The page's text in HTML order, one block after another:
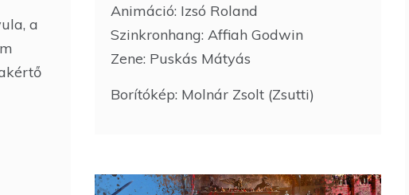
Animáció: Izsó Roland
Szinkronhang: Affiah Godwin
Zene: Puskás Mátyás
Borítókép: Molnár Zsolt (Zsutti)
a